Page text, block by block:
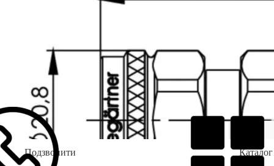
Подзвонити Каталог